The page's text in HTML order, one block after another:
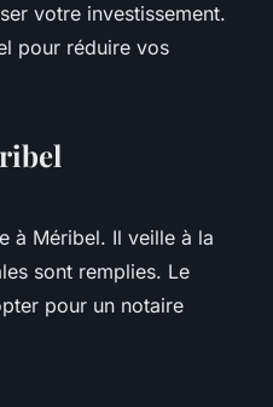
votre investissement.
pour réduire vos
à Méribel. Il veille à la
sont remplies. Le
pour un notaire